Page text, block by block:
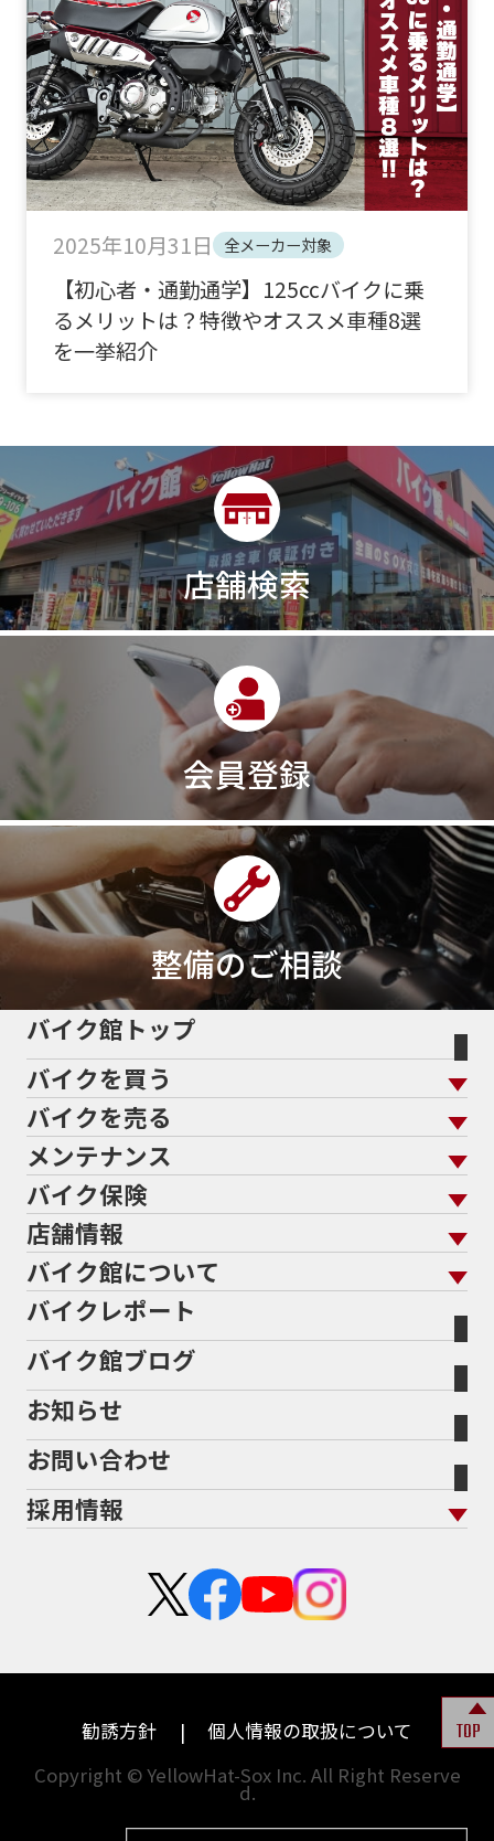
2025年10月31日 全メーカー対象
【初心者・通勤通学】125ccバイクに乗
るメリットは？特徴やオススメ車種8選
を一挙紹介
店舗検索
会員登録
整備のご相談
バイク館トップ
バイクを買う
バイクを買う トップ
バイクを探す
メーカーから探す
色から探す
スタイルから探す
排気量から探す
地域から探す
走行距離から探す
中古車から探す
バイクを売る
バイクを売る トップ
バイク館買取の強み
バイクを高く売るコツ
バイク買取の流れ
全国展開の強み
よくあるご質問
バイク買取強化車両
メーカー別買取相場・
ヤマハ
ホンダ
スズキ
ハーレーダビッドソン
ドゥカティ
トライアンフ
アプリリア
KTM
モトグッツイ
MVアグスタ
他海外ﾒｰｶｰ
メンテナンス
メンテナンス トップ
バイク点検
バイク車検
Bikeep
プロテクションフィルム
バイク保険
バイク保険 トップ
自賠責保険
任意保険
バイク保険無料見積り（現在未加入の方）
バイク保険無料見積り（他社でご加入の方）
盗難保険
店舗情報
店舗情報 トップ
北海道
宮城
福島
茨城
栃木
兵庫
バイク館について
バイク館について トップ
バイク館が選ばれる理由
会社概要
沿革
二輪公正取引協議会加盟店
バイクレポート
バイク館ブログ
お知らせ
お問い合わせ
採用情報
中途採用・アルバイト
TOP
勧誘方針
個人情報の取扱について
Copyright © YellowHat-Sox Inc. All Right Reserve
d.